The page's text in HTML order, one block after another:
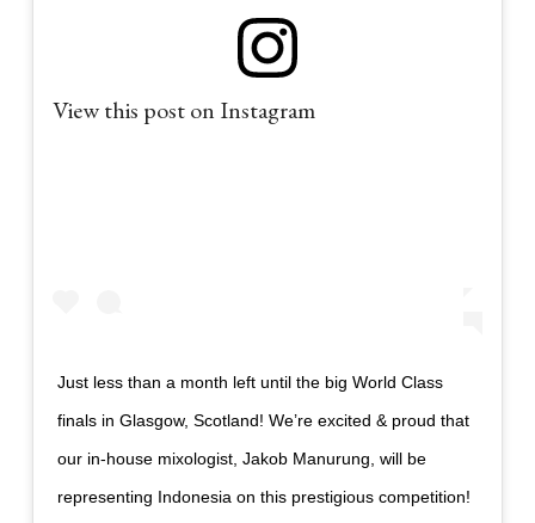
View this post on Instagram
Just less than a month left until the big World Class
finals in Glasgow, Scotland! We’re excited & proud that
our in-house mixologist, Jakob Manurung, will be
representing Indonesia on this prestigious competition!